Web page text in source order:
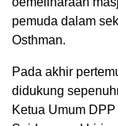
pemuda dalam
Osthman.
Pada akhir
didukung
Ketua Umum